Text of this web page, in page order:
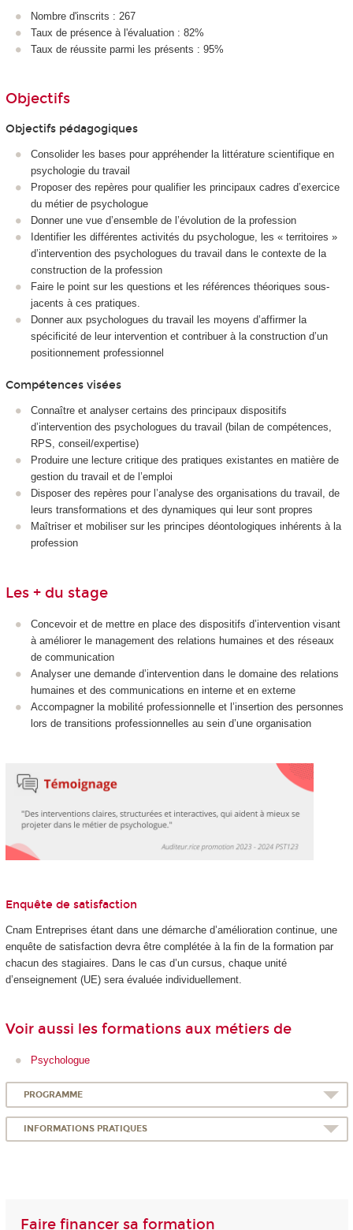
Nombre d'inscrits : 267
Taux de présence à l'évaluation : 82%
Taux de réussite parmi les présents : 95%
Objectifs
Objectifs pédagogiques
Consolider les bases pour appréhender la littérature scientifique en
psychologie du travail
Proposer des repères pour qualifier les principaux cadres d’exercice
du métier de psychologue
Donner une vue d’ensemble de l’évolution de la profession
Identifier les différentes activités du psychologue, les « territoires »
d’intervention des psychologues du travail dans le contexte de la
construction de la profession
Faire le point sur les questions et les références théoriques sous-
jacents à ces pratiques.
Donner aux psychologues du travail les moyens d’affirmer la
spécificité de leur intervention et contribuer à la construction d’un
positionnement professionnel
Compétences visées
Connaître et analyser certains des principaux dispositifs
d’intervention des psychologues du travail (bilan de compétences,
RPS, conseil/expertise)
Produire une lecture critique des pratiques existantes en matière de
gestion du travail et de l’emploi
Disposer des repères pour l’analyse des organisations du travail, de
leurs transformations et des dynamiques qui leur sont propres
Maîtriser et mobiliser sur les principes déontologiques inhérents à la
profession
Les + du stage
Concevoir et de mettre en place des dispositifs d’intervention visant
à améliorer le management des relations humaines et des réseaux
de communication
Analyser une demande d’intervention dans le domaine des relations
humaines et des communications en interne et en externe
Accompagner la mobilité professionnelle et l’insertion des personnes
lors de transitions professionnelles au sein d’une organisation
Enquête de satisfaction
Cnam Entreprises étant dans une démarche d’amélioration continue, une
enquête de satisfaction devra être complétée à la fin de la formation par
chacun des stagiaires. Dans le cas d’un cursus, chaque unité
d’enseignement (UE) sera évaluée individuellement.
Voir aussi les formations aux métiers de
Psychologue
PROGRAMME
INFORMATIONS PRATIQUES
Faire financer sa formation